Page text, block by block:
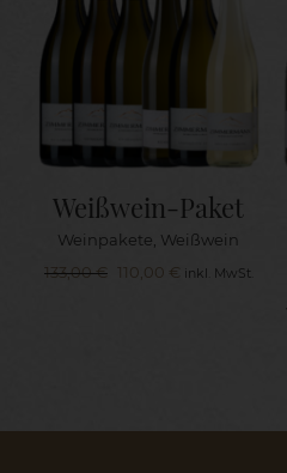
Weißwein-Paket
Weinpakete, Weißwein
133,00€ Ursprünglicher
110,00 € Aktueller
inkl. MwSt.